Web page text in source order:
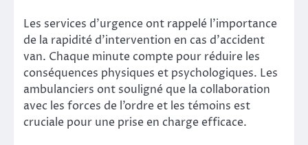
Les services d’urgence ont rappelé l’importance
de la rapidité d’intervention en cas d’accident
van. Chaque minute compte pour réduire les
conséquences physiques et psychologiques. Les
ambulanciers ont souligné que la collaboration
avec les forces de l’ordre et les témoins est
cruciale pour une prise en charge efficace.